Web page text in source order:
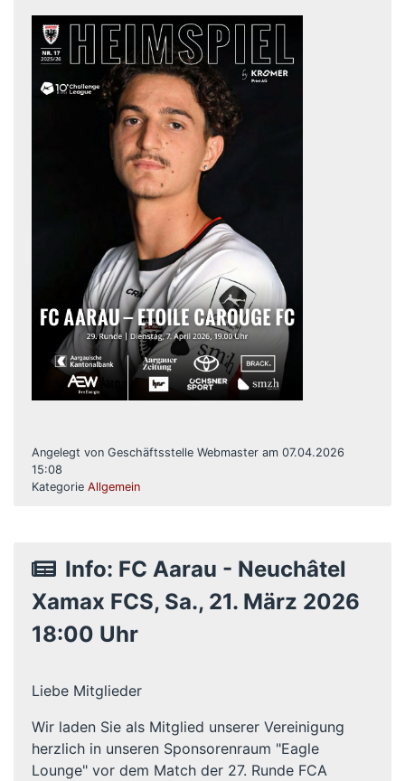
Angelegt von Geschäftsstelle Webmaster am 07.04.2026
15:08
Kategorie Allgemein
Info: FC Aarau - Neuchâtel
Xamax FCS, Sa., 21. März 2026
18:00 Uhr
Liebe Mitglieder
Wir laden Sie als Mitglied unserer Vereinigung
herzlich in unseren Sponsorenraum "Eagle
Lounge" vor dem Match der 27. Runde FCA